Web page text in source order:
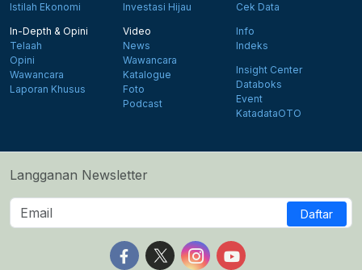
Istilah Ekonomi
Investasi Hijau
Cek Data
In-Depth & Opini
Telaah
Opini
Wawancara
Laporan Khusus
Video
News
Wawancara
Katalogue
Foto
Podcast
Info
Indeks
Insight Center
Databoks
Event
KatadataOTO
Langganan Newsletter
Daftar
Follow us on Facebook
Follow us on X
Follow us on Instagram
Follow us on